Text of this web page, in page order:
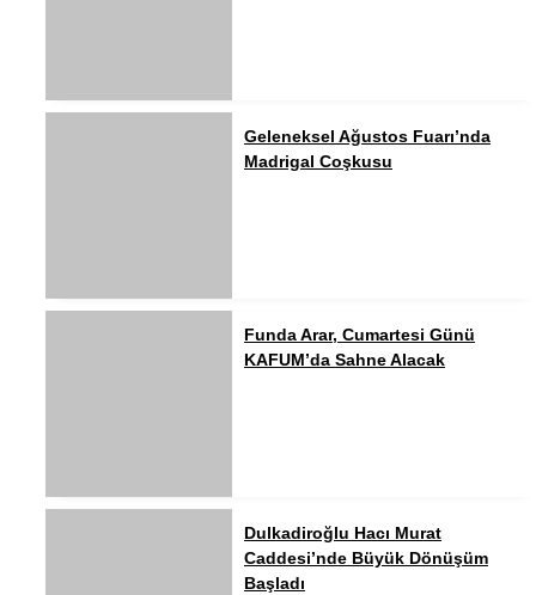
Geleneksel Ağustos Fuarı’nda
Madrigal Coşkusu
Funda Arar, Cumartesi Günü
KAFUM’da Sahne Alacak
Dulkadiroğlu Hacı Murat
Caddesi’nde Büyük Dönüşüm
Başladı